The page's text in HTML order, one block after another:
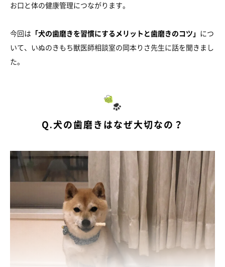
お口と体の健康管理につながります。
今回は 「犬の歯磨きを習慣にするメリットと歯磨きのコツ」 につ
いて、いぬのきもち獣医師相談室の岡本りさ先生に話を聞きまし
た。
Q.犬の歯磨きはなぜ大切なの？